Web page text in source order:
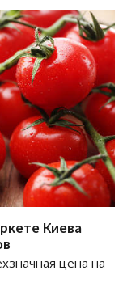
Киева
цена на